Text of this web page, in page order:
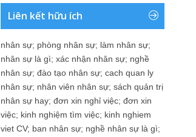
Liên kết hữu ích
nhân sự; phòng nhân sự; làm nhân sự;
nhân sự là gì; xác nhận nhân sự; nghề
nhân sự; đào tạo nhân sự; cach quan ly
nhân sự; nhân viên nhân sự; sách quản trị
nhân sự hay; đơn xin nghỉ việc; đơn xin
việc; kinh nghiệm tìm việc; kinh nghiem
viet CV; ban nhân sự; nghề nhân sự là gì;